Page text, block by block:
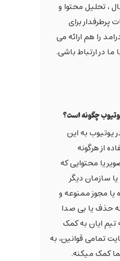
، تحلیل محتوا و
پرطرفدار برای
را هم ارائه می
ما در ارتباط باشی.
چگونه است؟
یوتیوب به این
از هرگونه
یا محتوایی که
سازمان دیگر
مجوز ممنوعه و
حذف یا بی صدا
ایان به کمک
تمامی قوانین، به
کمک میکنه.